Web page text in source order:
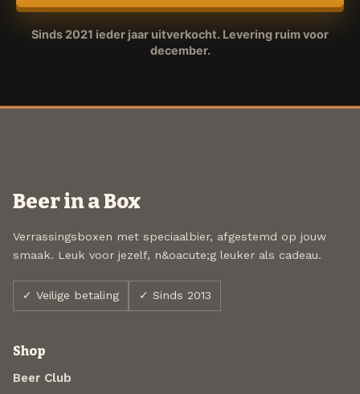
Sinds 2021 ieder jaar uitverkocht. Levering ruim voor
december.
Beer in a Box
Verrassingsboxen met speciaalbier, afgestemd op jouw
smaak. Leuk voor jezelf, n&oacute;g leuker als cadeau.
✓ Veilige betaling ✓ Sinds 2013
Shop
Beer Club